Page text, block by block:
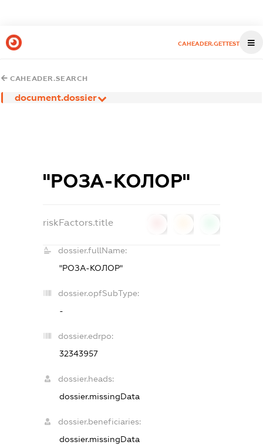
CAHEADER.GETTEST
CAHEADER.SEARCH
document.dossier
"РОЗА-КОЛОР"
riskFactors.title
dossier.fullName:
"РОЗА-КОЛОР"
dossier.opfSubType:
-
dossier.edrpo:
32343957
dossier.heads:
dossier.missingData
dossier.beneficiaries:
dossier.missingData